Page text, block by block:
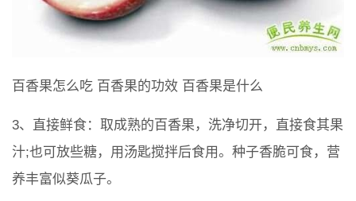
百香果怎么吃 百香果的功效 百香果是什么
3、直接鲜食：取成熟的百香果，洗净切开，直接食其果
汁;也可放些糖，用汤匙搅拌后食用。种子香脆可食，营
养丰富似葵瓜子。